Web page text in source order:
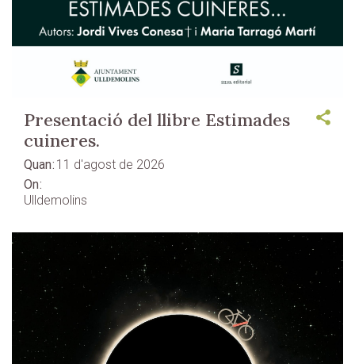
Presentació del llibre Estimades
cuineres.
Quan 11 d'agost de 2026
On
Ulldemolins